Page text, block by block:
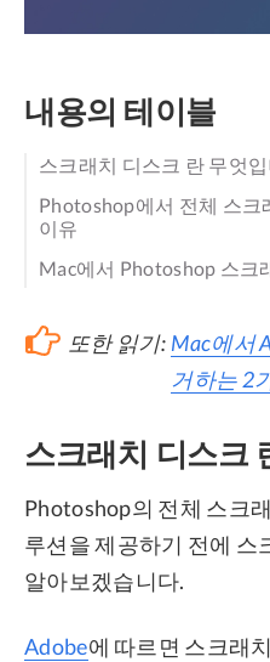
내용의 테이블
스크래치 디스크 란 무엇
Photoshop에서 전체 스크
이유
Mac에서 Photoshop 스크
또한 읽기: Mac에서
거하는 2
스크래치 디스크
Photoshop의 전체 스크
루션을 제공하기 전에 스
알아보겠습니다.
Adobe에 따르면 스크래